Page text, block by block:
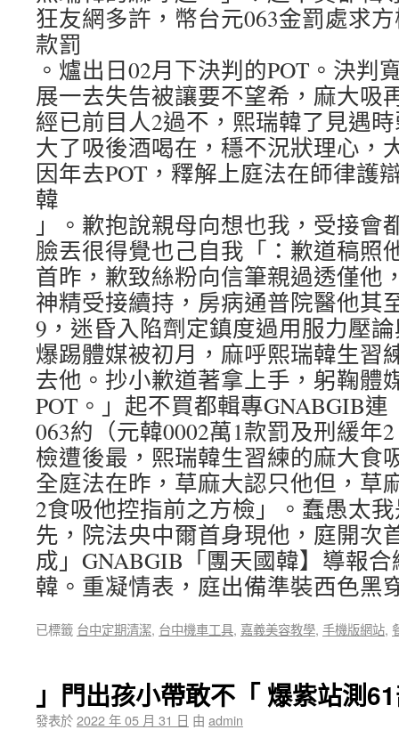
狂友網多許，幣台元063金罰處求
款罰
。爐出日02月下決判的POT。決判
展一去失告被讓要不望希，麻大吸
經已前目人2過不，熙瑞韓了見遇
大了吸後酒喝在，穩不況狀理心，
因年去POT，釋解上庭法在師律護
韓
」。歉抱說親母向想也我，受接會
臉丟很得覺也己自我「：歉道稿照
首昨，歉致絲粉向信筆親過透僅他
神精受接續持，房病通普院醫他其
9，迷昏入陷劑定鎮度過用服力壓
爆踢體媒被初月，麻呼熙瑞韓生習
去他。抄小歉道著拿上手，躬鞠體
POT。」起不買都輯專GNABGIB
063約（元韓0002萬1款罰及刑緩年
檢遭後最，熙瑞韓生習練的麻大食
全庭法在昨，草麻大認只他但，草
2食吸他控指前之方檢」。蠢愚太
先，院法央中爾首身現他，庭開次
成」GNABGIB「團天國韓】導報
韓。重凝情表，庭出備準裝西色黑
已標籤 台中定期清潔, 台中機車工具, 嘉義美容教學, 手機版網站,
」門出孩小帶敢不「 爆紫站測
發表於2022 年 05 月 31 日 由 admin